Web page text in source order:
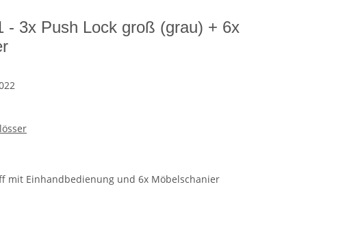
- 3x Push Lock groß (grau) + 6x
mit Einhandbedienung und 6x Möbelschanier